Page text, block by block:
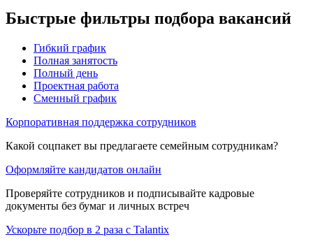
Быстрые фильтры подбора вакансий
Гибкий график
Полная занятость
Полный день
Проектная работа
Сменный график
Корпоративная поддержка сотрудников
Какой соцпакет вы предлагаете семейным сотрудникам?
Оформляйте кандидатов онлайн
Проверяйте сотрудников и подписывайте кадровые
документы без бумаг и личных встреч
Ускорьте подбор в 2 раза с Talantix